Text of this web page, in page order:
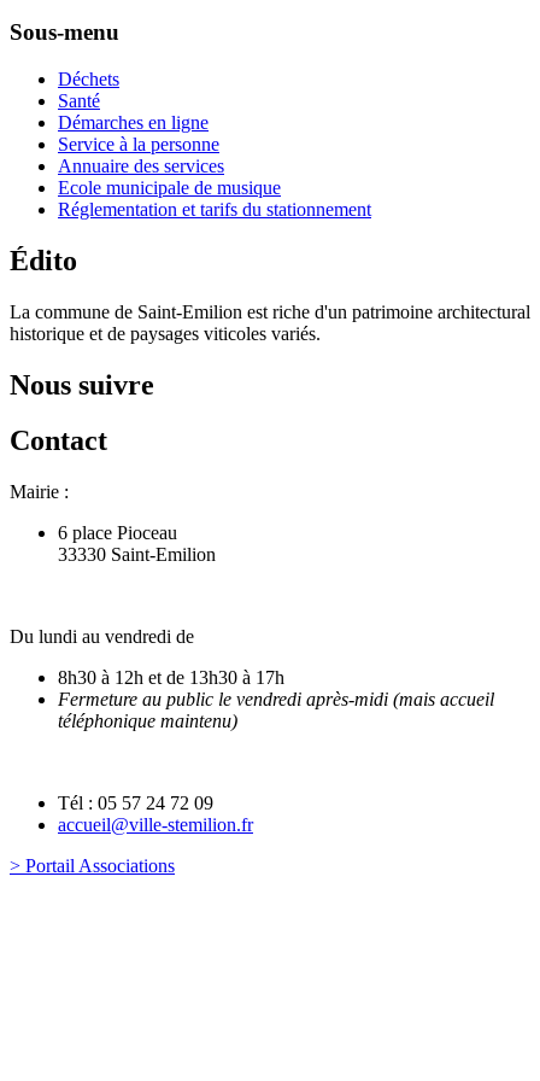
Sous-menu
Déchets
Santé
Démarches en ligne
Service à la personne
Annuaire des services
Ecole municipale de musique
Réglementation et tarifs du stationnement
Édito
La commune de Saint-Emilion est riche d'un patrimoine architectural
historique et de paysages viticoles variés.
Nous suivre
Contact
Mairie :
6 place Pioceau
33330 Saint-Emilion
Du lundi au vendredi de
8h30 à 12h et de 13h30 à 17h
Fermeture au public le vendredi après-midi (mais accueil
téléphonique maintenu)
Tél : 05 57 24 72 09
accueil@ville-stemilion.fr
> Portail Associations